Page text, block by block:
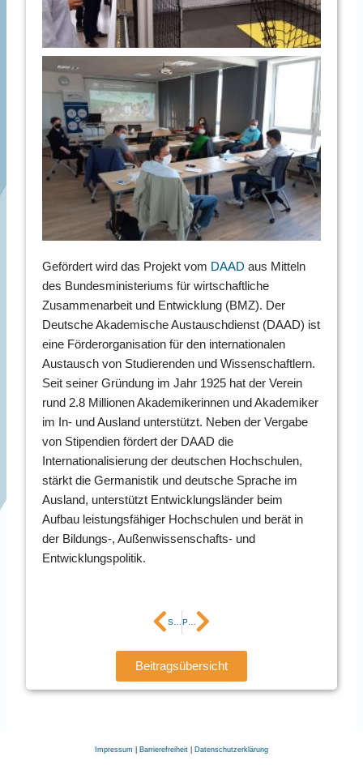
Gefördert wird das Projekt vom DAAD aus Mitteln
des Bundesministeriums für wirtschaftliche
Zusammenarbeit und Entwicklung (BMZ). Der
Deutsche Akademische Austauschdienst (DAAD) ist
eine Förderorganisation für den internationalen
Austausch von Studierenden und Wissenschaftlern.
Seit seiner Gründung im Jahr 1925 hat der Verein
rund 2.8 Millionen Akademikerinnen und Akademiker
im In- und Ausland unterstützt. Neben der Vergabe
von Stipendien fördert der DAAD die
Internationalisierung der deutschen Hochschulen,
stärkt die Germanistik und deutsche Sprache im
Ausland, unterstützt Entwicklungsländer beim
Aufbau leistungsfähiger Hochschulen und berät in
der Bildungs-, Außenwissenschafts- und
Entwicklungspolitik.
Zurück
Startup enaDyne der TU Freiberg setzt sich bei Carbon-to-Value Challenge der Bundesagentur für Sprunginnovation durch Pitch des Monats Mai – Lucky LetterNächster
Beitragsübersicht
Impressum Barrierefreiheit Datenschutzerklärung